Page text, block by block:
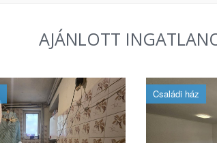
AJÁNLOTT
Családi ház